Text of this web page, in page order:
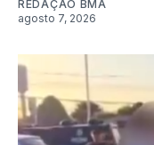
REDAÇÃO BMA
agosto 7, 2026